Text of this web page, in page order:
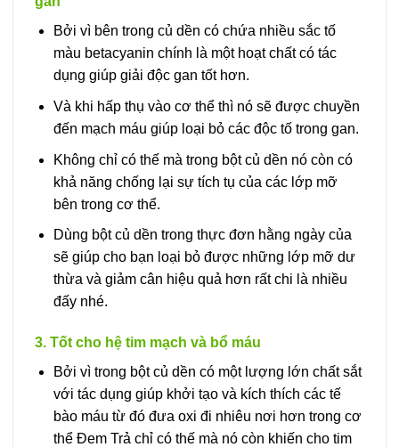
Bởi vì bên trong củ dền có chứa nhiều sắc tố
màu betacyanin chính là một hoạt chất có tác
dụng giúp giải độc gan tốt hơn.
Và khi hấp thụ vào cơ thể thì nó sẽ được chuyền
đến mạch máu giúp loại bỏ các độc tố trong gan.
Không chỉ có thế mà trong bột củ dền nó còn có
khả năng chống lại sự tích tụ của các lớp mỡ
bên trong cơ thể.
Dùng bột củ dền trong thực đơn hằng ngày của
sẽ giúp cho bạn loại bỏ được những lớp mỡ dư
thừa và giảm cân hiệu quả hơn rất chi là nhiều
đấy nhé.
3. Tốt cho hệ tim mạch và bổ máu
Bởi vì trong bột củ dền có một lượng lớn chất sắt
với tác dụng giúp khởi tạo và kích thích các tế
bào máu từ đó đưa oxi đi nhiêu nơi hơn trong cơ
thể Đem Trả chỉ có thế mà nó còn khiến cho tim